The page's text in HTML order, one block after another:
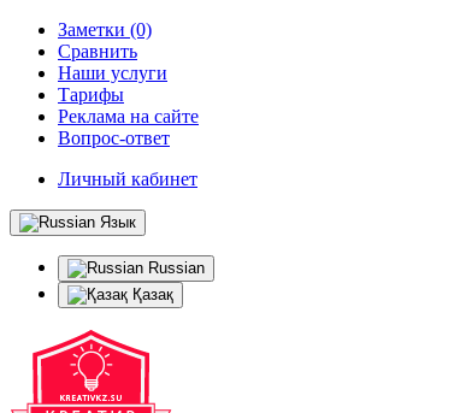
Заметки (0)
Сравнить
Наши услуги
Тарифы
Реклама на сайте
Вопрос-ответ
Личный кабинет
Язык
Russian
Қазақ